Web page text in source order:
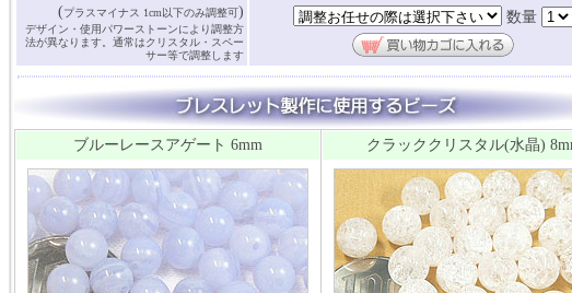
(プラスマイナス 1cm以下のみ調整可)
デザイン・使用パワーストーンにより調整方
法が異なります。通常はクリスタル・スペー
サー等で調整します
数量
ブルーレースアゲート 6mm クラッククリスタル(水晶)